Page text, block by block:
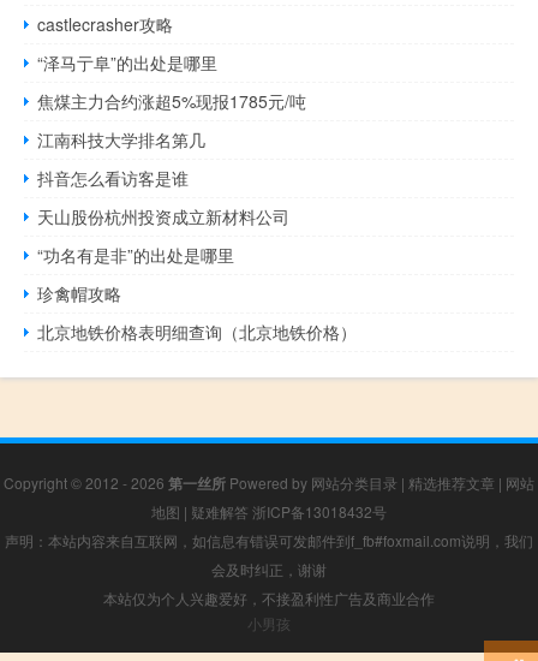
castlecrasher攻略
“泽马亍阜”的出处是哪里
焦煤主力合约涨超5%现报1785元/吨
江南科技大学排名第几
抖音怎么看访客是谁
天山股份杭州投资成立新材料公司
“功名有是非”的出处是哪里
珍禽帽攻略
北京地铁价格表明细查询（北京地铁价格）
Copyright © 2012 - 2026 第一丝所 Powered by 网站分类目录 | 精选推荐文章 | 网站
地图 | 疑难解答 浙ICP备13018432号
声明：本站内容来自互联网，如信息有错误可发邮件到f_fb#foxmail.com说明，我们
会及时纠正，谢谢
本站仅为个人兴趣爱好，不接盈利性广告及商业合作
小男孩